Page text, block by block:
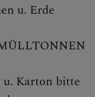
u. Erde
u. Karton bitte